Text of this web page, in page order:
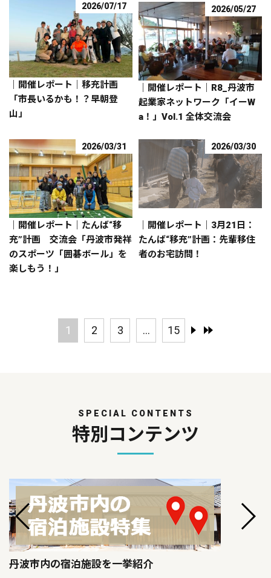
2026/07/17
｜開催レポート｜移充計画
「市長いるかも！？早朝登
山」
2026/05/27
｜開催レポート｜R8_丹波市
起業家ネットワーク「イーW
a！」Vol.1 全体交流会
2026/03/31
｜開催レポート｜たんば“移
充”計画 交流会「丹波市発祥
のスポーツ「囲碁ボール」を
楽しもう！」
2026/03/30
｜開催レポート｜3月21日：
たんば“移充”計画：先輩移住
者のお宅訪問！
1 2 3 ... 15
SPECIAL CONTENTS
特別コンテンツ
丹波市内の宿泊施設を一挙紹介